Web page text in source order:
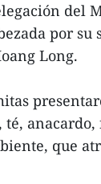
del
por
Long.
anacardo,
que